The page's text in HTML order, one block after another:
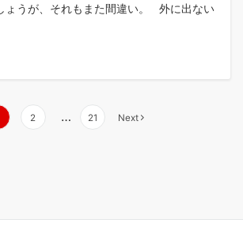
ょうが、それもまた間違い。 外に出ない
2 … 21 Next